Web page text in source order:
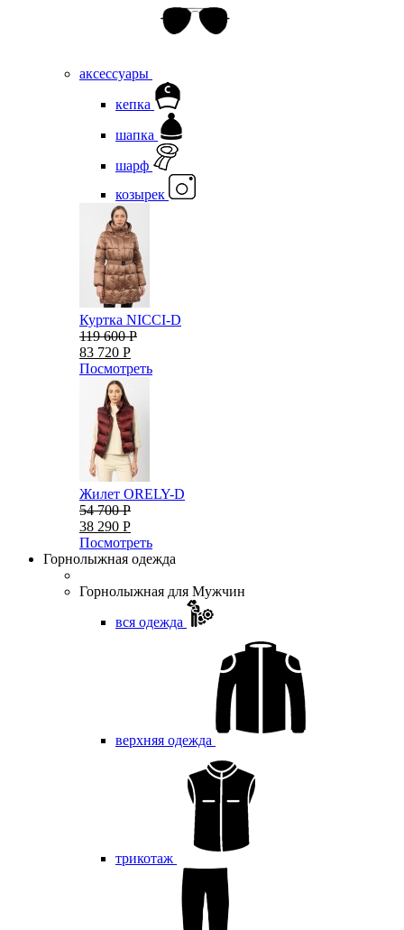
аксессуары
кепка
шапка
шарф
козырек
Куртка NICCI-D
119 600 Р
83 720 Р
Посмотреть
Жилет ORELY-D
54 700 Р
38 290 Р
Посмотреть
Горнолыжная одежда
Горнолыжная для Мужчин
вся одежда
верхняя одежда
трикотаж